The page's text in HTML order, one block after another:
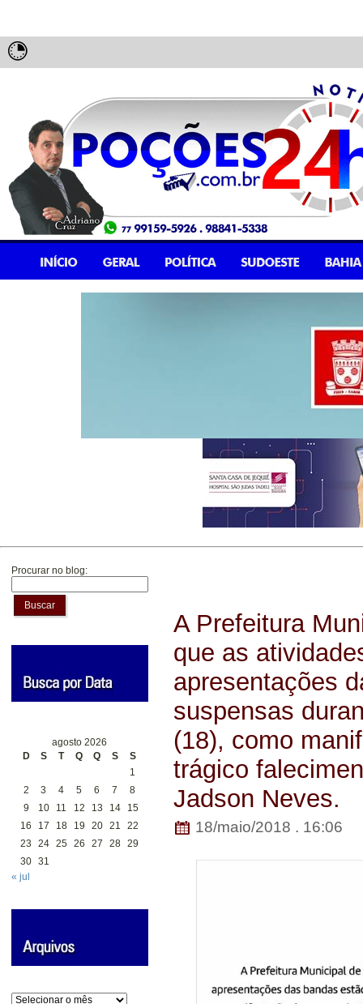
Procurar no blog:
Buscar
agosto 2026
D
S T Q Q S
S
1
2
3 4 5 6 7
8
9
10 11 12 13 14
15
16
17 18 19 20 21
22
23
24 25 26 27 28 29
30 31
« jul
Arquivos
A Prefeitura
que as
apresentações
suspensas
(18), como
trágico
Jadson Neves.
18/maio/2018 . 16:06